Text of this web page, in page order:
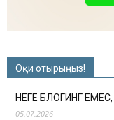
Оқи отырыңыз!
НЕГЕ БЛОГИНГ
05.07.2026